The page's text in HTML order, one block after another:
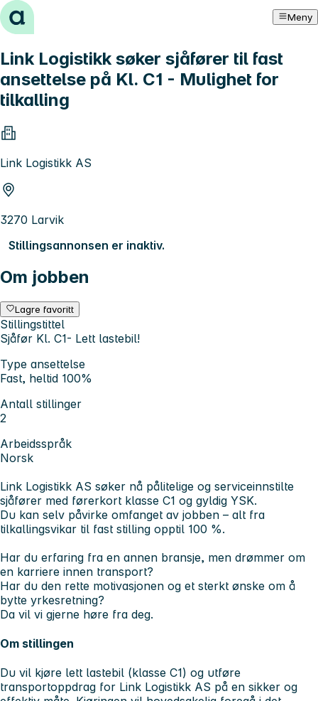
Hopp til innhold Meny
Link Logistikk søker sjåfører til fast
ansettelse på Kl. C1 - Mulighet for
tilkalling
Link Logistikk AS
3270 Larvik
Stillingsannonsen er inaktiv.
Om jobben
Lagre favoritt
Stillingstittel
Sjåfør Kl. C1- Lett lastebil!
Type ansettelse
Fast, heltid 100%
Antall stillinger
2
Arbeidsspråk
Norsk
Link Logistikk AS søker nå pålitelige og serviceinnstilte
sjåfører med førerkort klasse C1 og gyldig YSK.
Du kan selv påvirke omfanget av jobben – alt fra
tilkallingsvikar til fast stilling opptil 100 %.
Har du erfaring fra en annen bransje, men drømmer om
en karriere innen transport?
Har du den rette motivasjonen og et sterkt ønske om å
bytte yrkesretning?
Da vil vi gjerne høre fra deg.
Om stillingen
Du vil kjøre lett lastebil (klasse C1) og utføre
transportoppdrag for Link Logistikk AS på en sikker og